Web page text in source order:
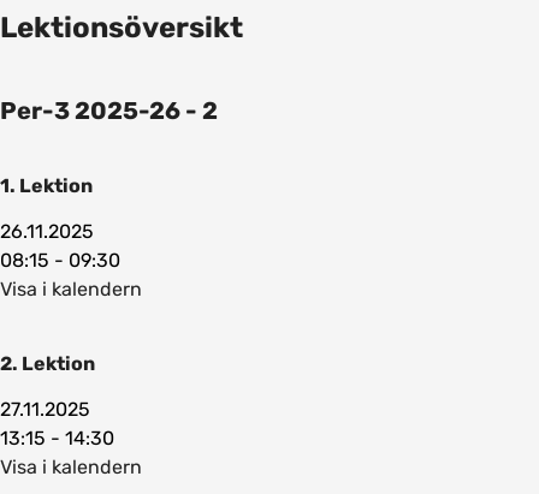
Lektionsöversikt
Per-3 2025-26 - 2
1. Lektion
26.11.2025
08:15 - 09:30
Visa i kalendern
2. Lektion
27.11.2025
13:15 - 14:30
Visa i kalendern